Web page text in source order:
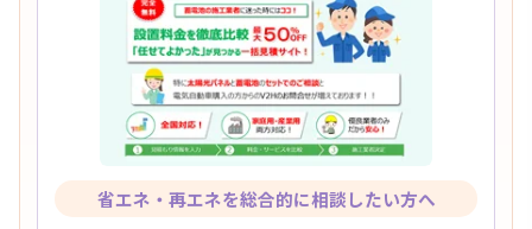
省エネ・再エネを総合的に相談したい方へ